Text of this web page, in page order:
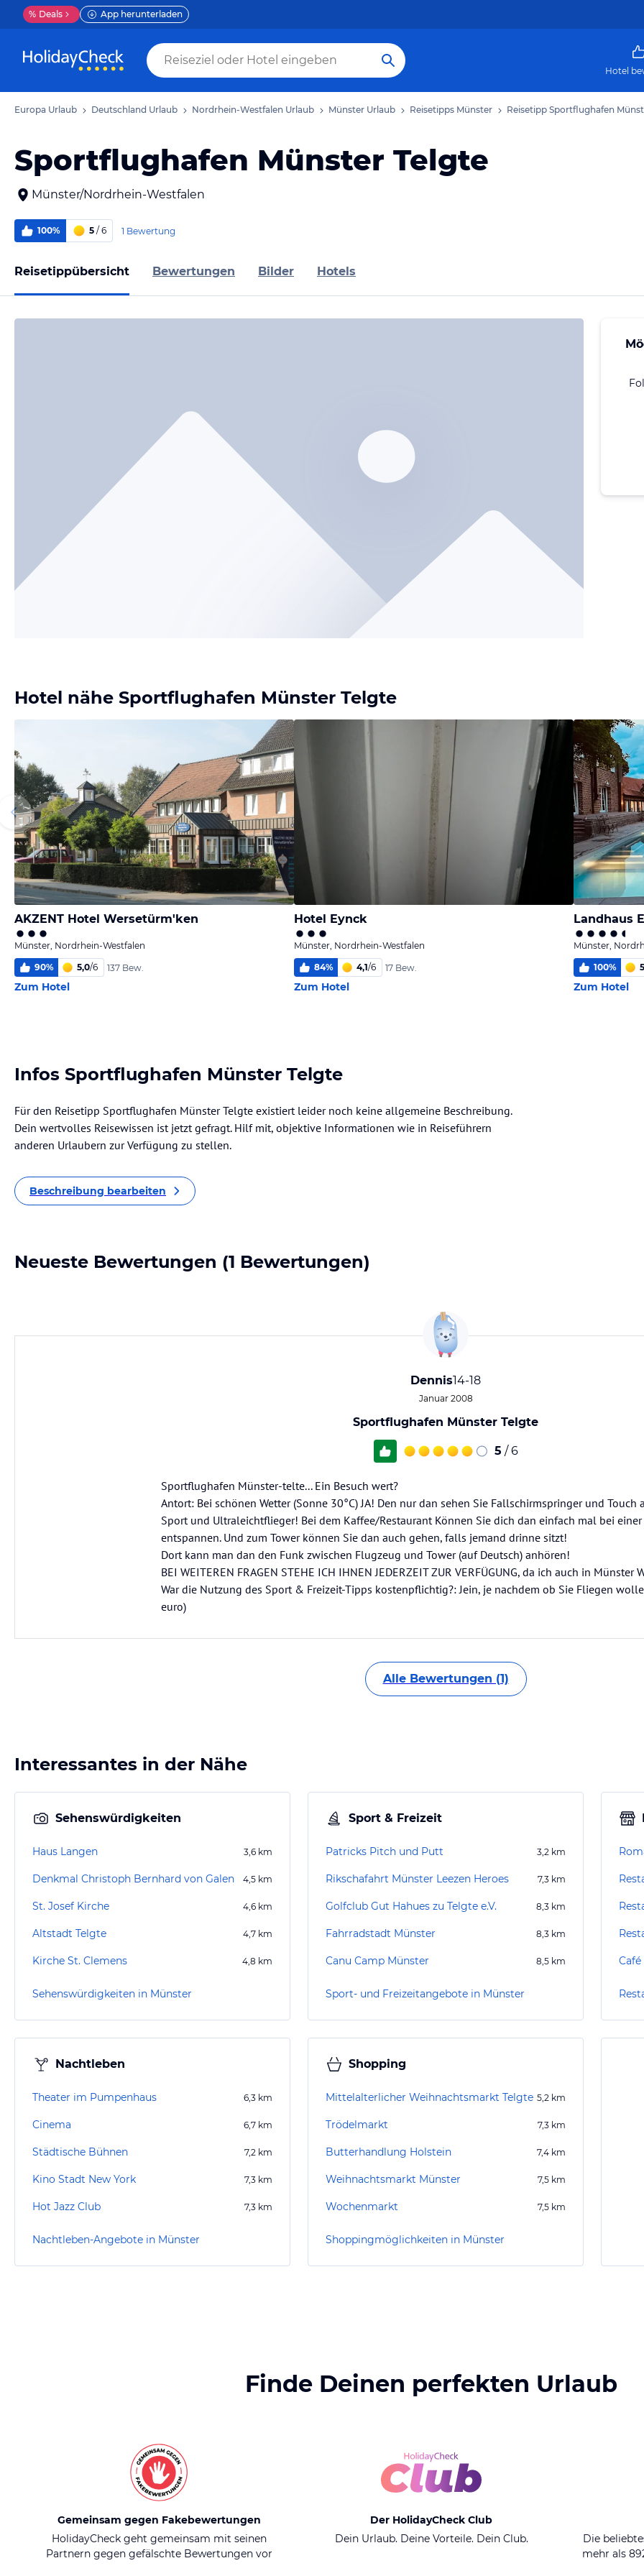
% Deals App herunterladen
Hotel
Europa Urlaub Deutschland Urlaub Nordrhein-Westfalen Urlaub Münster Urlaub Reisetipps Münster Reisetipp Sportflughafen
Sportflughafen Münster Telgte
Münster/Nordrhein-Westfalen
100% 5 / 6 1 Bewertung
Reisetippübersicht Bewertungen Bilder Hotels
Hotel nähe Sportflughafen Münster Telgte
AKZENT Hotel Wersetürm'ken
Münster, Nordrhein-Westfalen
90% 5,0/6 137 Bew.
Zum Hotel
Hotel Eynck
Münster, Nordrhein-Westfalen
84% 4,1/6 17 Bew.
Zum Hotel
Landhaus
Münster,
100%
Zum Hotel
Infos Sportflughafen Münster Telgte
Für den Reisetipp Sportflughafen Münster Telgte existiert leider noch keine allgemeine Beschreibung.
Dein wertvolles Reisewissen ist jetzt gefragt. Hilf mit, objektive Informationen wie in Reiseführern
anderen Urlaubern zur Verfügung zu stellen.
Beschreibung bearbeiten
Neueste Bewertungen (1 Bewertungen)
Dennis14-18
Januar 2008
Sportflughafen Münster Telgte
5 / 6
Sportflughafen Münster-telte... Ein Besuch wert?
Antort: Bei schönen Wetter (Sonne 30°C) JA! Den nur dan sehen Sie Fallschirmspringer und Touch
Sport und Ultraleichtflieger! Bei dem Kaffee/Restaurant Können Sie dich dan einfach mal bei
entspannen. Und zum Tower können Sie dan auch gehen, falls jemand drinne sitzt!
Dort kann man dan den Funk zwischen Flugzeug und Tower (auf Deutsch) anhören!
BEI WEITEREN FRAGEN STEHE ICH IHNEN JEDERZEIT ZUR VERFÜGUNG, da ich auch in Münster
War die Nutzung des Sport & Freizeit-Tipps kostenpflichtig?: Jein, je nachdem ob Sie Fliegen
euro)
Alle Bewertungen (1)
Interessantes in der Nähe
Sehenswürdigkeiten
Haus Langen 3,6 km
Denkmal Christoph Bernhard von Galen 4,5 km
St. Josef Kirche 4,6 km
Altstadt Telgte 4,7 km
Kirche St. Clemens 4,8 km
Sehenswürdigkeiten in Münster
Sport & Freizeit
Patricks Pitch und Putt 3,2 km
Rikschafahrt Münster Leezen Heroes 7,3 km
Golfclub Gut Hahues zu Telgte e.V. 8,3 km
Fahrradstadt Münster 8,3 km
Canu Camp Münster 8,5 km
Sport- und Freizeitangebote in Münster
Nachtleben
Theater im Pumpenhaus 6,3 km
Cinema 6,7 km
Städtische Bühnen 7,2 km
Kino Stadt New York 7,3 km
Hot Jazz Club 7,3 km
Nachtleben-Angebote in Münster
Shopping
Mittelalterlicher Weihnachtsmarkt Telgte 5,2 km
Trödelmarkt 7,3 km
Butterhandlung Holstein 7,4 km
Weihnachtsmarkt Münster 7,5 km
Wochenmarkt 7,5 km
Shoppingmöglichkeiten in Münster
Finde Deinen perfekten Urlaub
Gemeinsam gegen Fakebewertungen
HolidayCheck geht gemeinsam mit seinen
Partnern gegen gefälschte Bewertungen vor
Der HolidayCheck Club
Dein Urlaub. Deine Vorteile. Dein Club.
Die
mehr als